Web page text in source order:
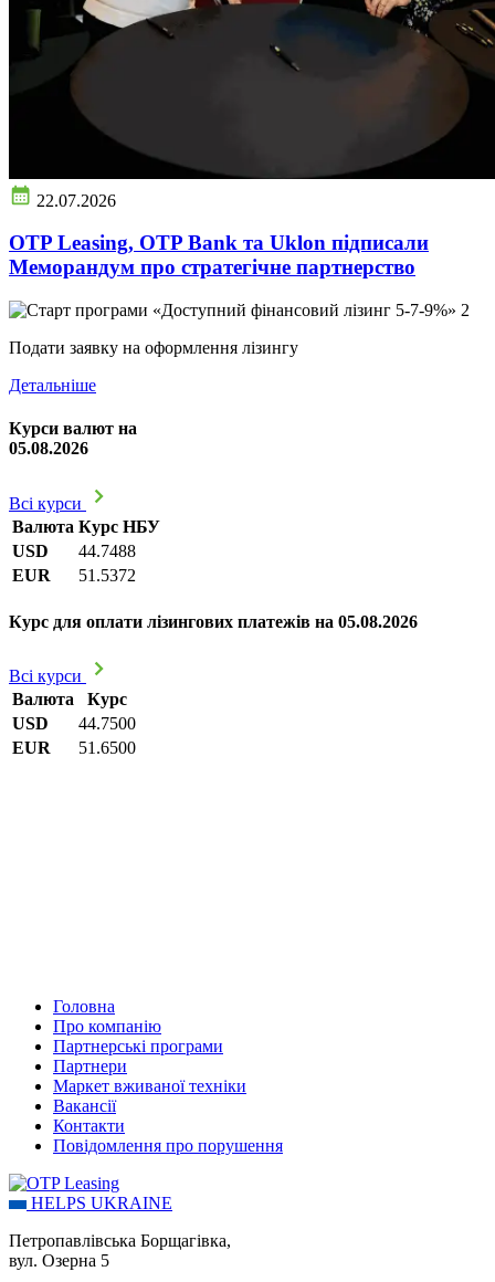
22.07.2026
OTP Leasing, OTP Bank та Uklon підписали
Меморандум про стратегічне партнерство
Подати заявку на оформлення лізингу
Детальніше
Курси валют на
05.08.2026
Всі курси
Валюта Курс НБУ
USD
44.7488
EUR
51.5372
Курс для оплати лізингових платежів на 05.08.2026
Всі курси
Валюта
Курс
USD
44.7500
EUR
51.6500
Головна
Про компанію
Партнерські програми
Партнери
Маркет вживаної техніки
Вакансії
Контакти
Повідомлення про порушення
HELPS UKRAINE
Петропавлівська Борщагівка,
вул. Озерна 5